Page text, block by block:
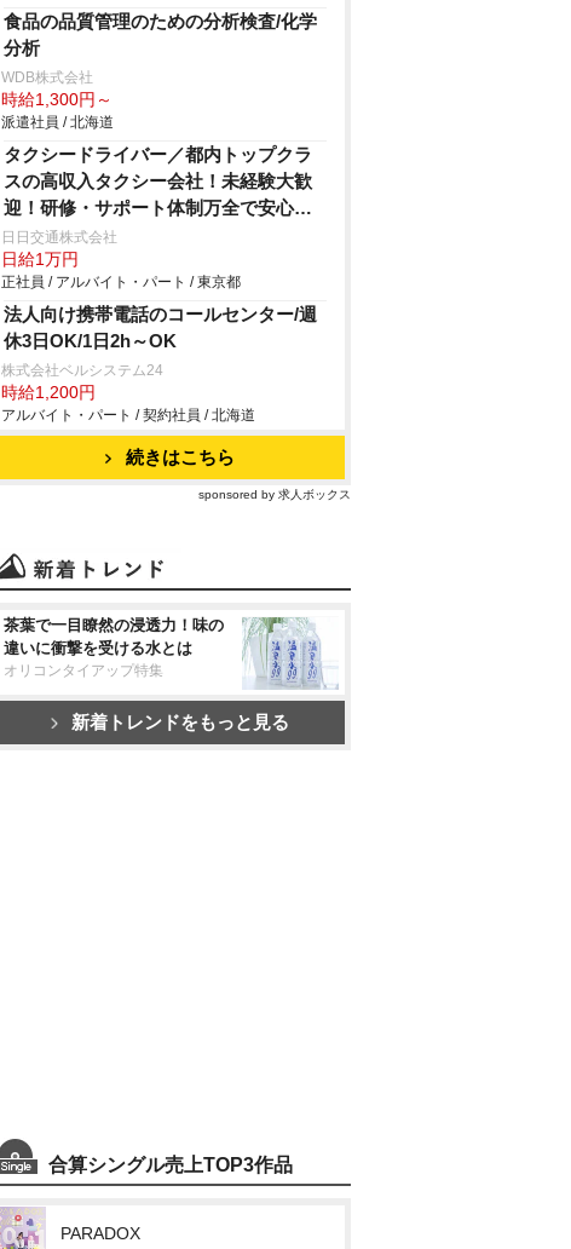
食品の品質管理のための分析検査/化学
分析
WDB株式会社
時給1,300円～
派遣社員 / 北海道
タクシードライバー／都内トップクラ
スの高収入タクシー会社！未経験大歓
迎！研修・サポート体制万全で安心デ
ビュー！月収100万円超も可能！
日日交通株式会社
日給1万円
正社員 / アルバイト・パート / 東京都
法人向け携帯電話のコールセンター/週
休3日OK/1日2h～OK
株式会社ベルシステム24
時給1,200円
アルバイト・パート / 契約社員 / 北海道
続きはこちら
sponsored by 求人ボックス
茶葉で一目瞭然の浸透力！味の
違いに衝撃を受ける水とは
オリコンタイアップ特集
新着トレンドをもっと見る
合算シングル売上TOP3作品
PARADOX